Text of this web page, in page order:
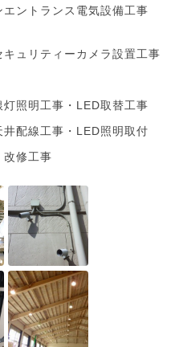
ントランス電気設備工事
ュリティーカメラ設置工事
照明工事・LED取替工事
配線工事・LED照明取付
改修工事